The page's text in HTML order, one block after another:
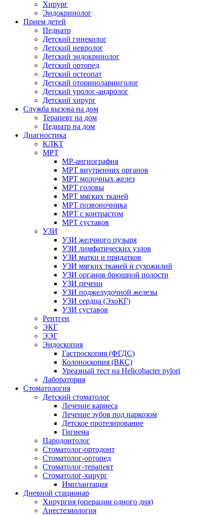
Хирург
Эндокринолог
Прием детей
Педиатр
Детский гинеколог
Детский невролог
Детский эндокринолог
Детский ортопед
Детский остеопат
Детский оториноларинголог
Детский уролог-андролог
Детский хирург
Служба вызова на дом
Терапевт на дом
Педиатр на дом
Диагностика
КЛКТ
МРТ
МР-ангиография
МРТ внутренних органов
МРТ молочных желез
МРТ головы
МРТ мягких тканей
МРТ позвоночника
МРТ с контрастом
МРТ суставов
УЗИ
УЗИ желчного пузыря
УЗИ лимфатических узлов
УЗИ матки и придатков
УЗИ мягких тканей и сухожилий
УЗИ органов брюшной полости
УЗИ печени
УЗИ поджелудочной железы
УЗИ сердца (ЭхоКГ)
УЗИ суставов
Рентген
ЭКГ
ЭЭГ
Эндоскопия
Гастроскопия (ФГДС)
Колоноскопия (ВКС)
Уреазный тест на Helicobacter pylori
Лаборатория
Стоматология
Детский стоматолог
Лечение кариеса
Лечение зубов под наркозом
Детское протезирование
Гигиена
Пародонтолог
Стоматолог-ортодонт
Стоматолог-ортопед
Стоматолог-терапевт
Стоматолог-хирург
Имплантация
Дневной стационар
Хирургия (операции одного дня)
Анестезиология